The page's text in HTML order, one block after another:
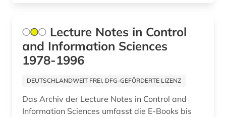
archival documents (1)
archivkunde (2)
archäologie (30)
Lecture Notes in Control
and Information Sciences
1978-1996
DEUTSCHLANDWEIT FREI, DFG-GEFÖRDERTE LIZENZ
Das Archiv der Lecture Notes in Control and
Information Sciences umfasst die E-Books bis